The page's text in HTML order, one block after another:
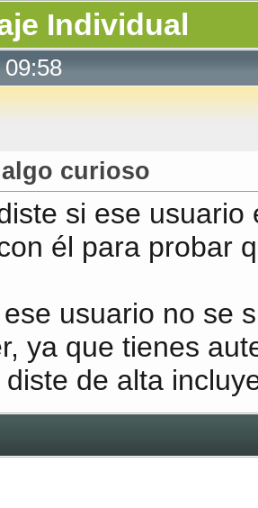
Individual
curioso
si ese
él para probar
usuario no se
ya que tienes
de alta